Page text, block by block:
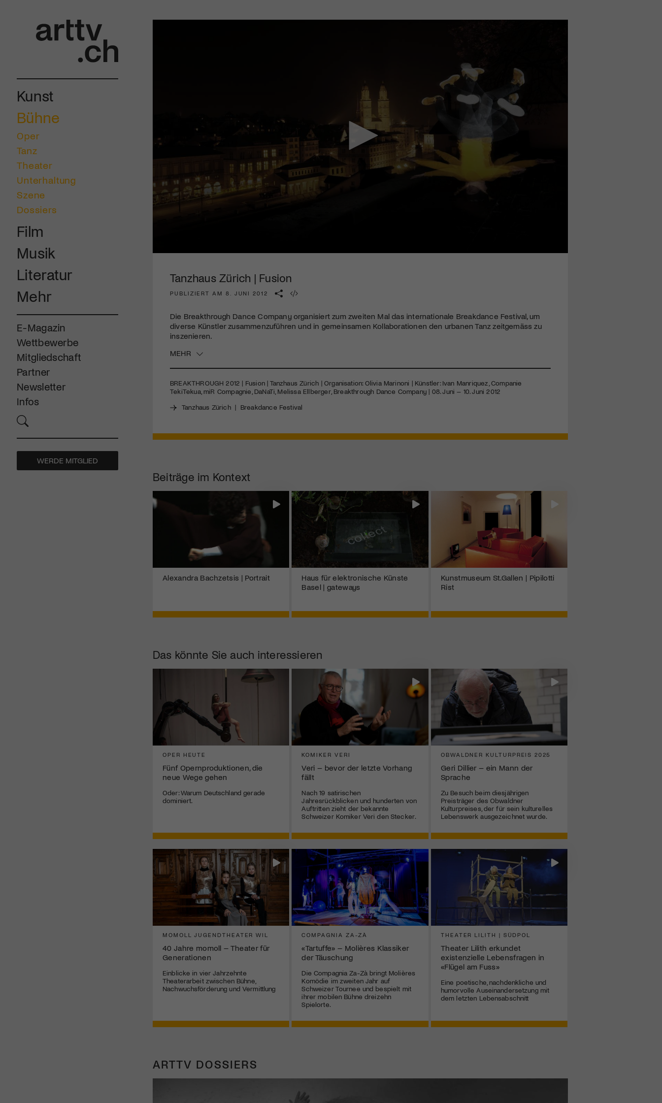
Kunst
Bühne
Oper
Tanz
Theater
Unterhaltung
Szene
Dossiers
Film
Musik
Literatur
Mehr
E-Magazin
Wettbewerbe
Mitgliedschaft
Partner
Newsletter
Infos
WERDE MITGLIED
Tanzhaus Zürich | Fusion
PUBLIZIERT AM 8. JUNI 2012
Die Breakthrough Dance Company organisiert zum zweiten Mal das internationale Breakdance Festival, um
diverse Künstler zusammenzuführen und in gemeinsamen Kollaborationen den urbanen Tanz zeitgemäss zu
inszenieren.
MEHR
BREAKTHROUGH 2012 | Fusion | Tanzhaus Zürich | Organisation: Olivia Marinoni | Künstler: Ivan Manriquez, Companie
TekiTekua, miR Compagnie, DaNaTi, Melissa Ellberger, Breakthrough Dance Company | 08. Juni – 10. Juni 2012
Tanzhaus Zürich| Breakdance Festival
Beiträge im Kontext
Alexandra Bachzetsis | Portrait
Haus für elektronische Künste
Basel | gateways
Kunstmuseum St.Gallen | Pipilotti
Rist
Das könnte Sie auch interessieren
OPER HEUTE
Fünf Opernproduktionen, die
neue Wege gehen
Oder: Warum Deutschland gerade
dominiert.
KOMIKER VERI
Veri – bevor der letzte Vorhang
fällt
Nach 19 satirischen
Jahresrückblicken und hunderten von
Auftritten zieht der bekannte
Schweizer Komiker Veri den Stecker.
OBWALDNER KULTURPREIS 2025
Geri Dillier – ein Mann der
Sprache
Zu Besuch beim diesjährigen
Preisträger des Obwaldner
Kulturpreises, der für sein kulturelles
Lebenswerk ausgezeichnet wurde.
MOMOLL JUGENDTHEATER WIL
40 Jahre momoll – Theater für
Generationen
Einblicke in vier Jahrzehnte
Theaterarbeit zwischen Bühne,
Nachwuchsförderung und Vermittlung
COMPAGNIA ZA-ZÀ
«Tartuffe» – Molières Klassiker
der Täuschung
Die Compagnia Za-Zà bringt Molières
Komödie im zweiten Jahr auf
Schweizer Tournee und bespielt mit
ihrer mobilen Bühne dreizehn
Spielorte.
THEATER LILITH | SÜDPOL
Theater Lilith erkundet
existenzielle Lebensfragen in
«Flügel am Fuss»
Eine poetische, nachdenkliche und
humorvolle Auseinandersetzung mit
dem letzten Lebensabschnitt
ARTTV DOSSIERS
Mach mit: «Be Part of the Art»!
diversen Kulturevents.
Jetzt Mitglied werden